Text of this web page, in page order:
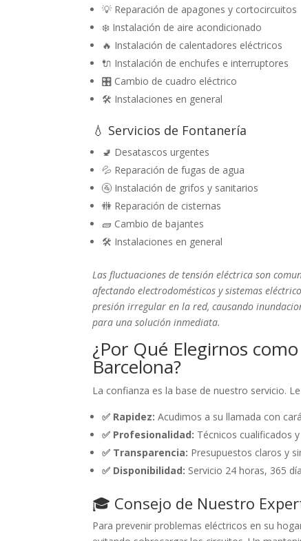
💡 Reparación de apagones y cortocircuitos
❄️ Instalación de aire acondicionado
🔥 Instalación de calentadores eléctricos
🔌 Instalación de enchufes e interruptores
🎛️ Cambio de cuadro eléctrico
🛠️ Instalaciones en general
💧 Servicios de Fontanería
🚽 Desatascos urgentes
💦 Reparación de fugas de agua
🚰 Instalación de grifos y sanitarios
🚻 Reparación de cisternas
🧱 Cambio de bajantes
🛠️ Instalaciones en general
Las fluctuaciones de tensión eléctrica son
afectando electrodomésticos y sistemas
presión irregular en la red, causando
para una solución inmediata.
¿Por Qué Elegirnos
Barcelona?
La confianza es la base de nuestro servicio.
✅ Rapidez: Acudimos a su llamada con
✅ Profesionalidad: Técnicos cualificados
✅ Transparencia: Presupuestos claros y
✅ Disponibilidad: Servicio 24 horas, 365
🎓 Consejo de Nuestro
Para prevenir problemas eléctricos en su